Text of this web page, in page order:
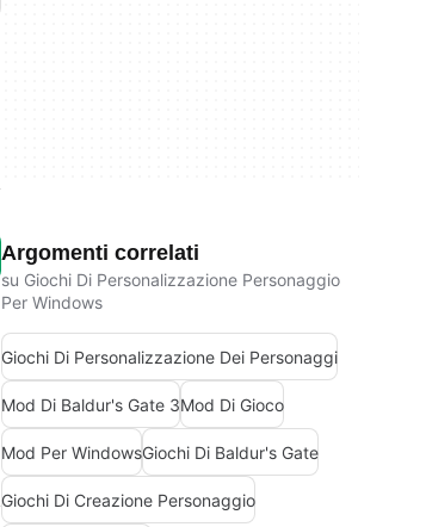
Argomenti correlati
su Giochi Di Personalizzazione Personaggio
Per Windows
Giochi Di Personalizzazione Dei Personaggi
Mod Di Baldur's Gate 3Mod Di Gioco
Mod Per WindowsGiochi Di Baldur's Gate
Giochi Di Creazione Personaggio